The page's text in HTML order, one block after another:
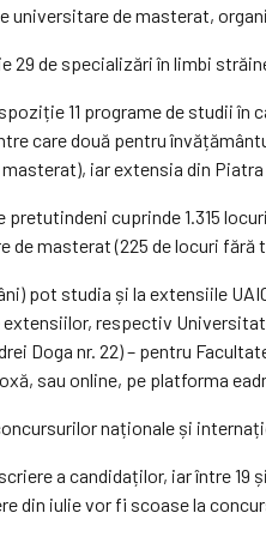
universitare de masterat,
29 de specializări în limbi
11 programe de studii
care două pentru
iar extensia din
cuprinde 1.315
masterat (225 de locuri fără
pot studia și la extensiile
respectiv
Doga nr. 22) – pentru
sau online, pe platforma
naționale și
a candidaților, iar între
din iulie vor fi scoase la